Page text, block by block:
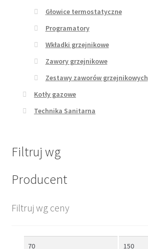
Głowice termostatyczne
Programatory
Wkładki grzejnikowe
Zawory grzejnikowe
Zestawy zaworów grzejnikowych
Kotły gazowe
Technika Sanitarna
Filtruj wg
Producent
Filtruj wg ceny
Cena
Cena